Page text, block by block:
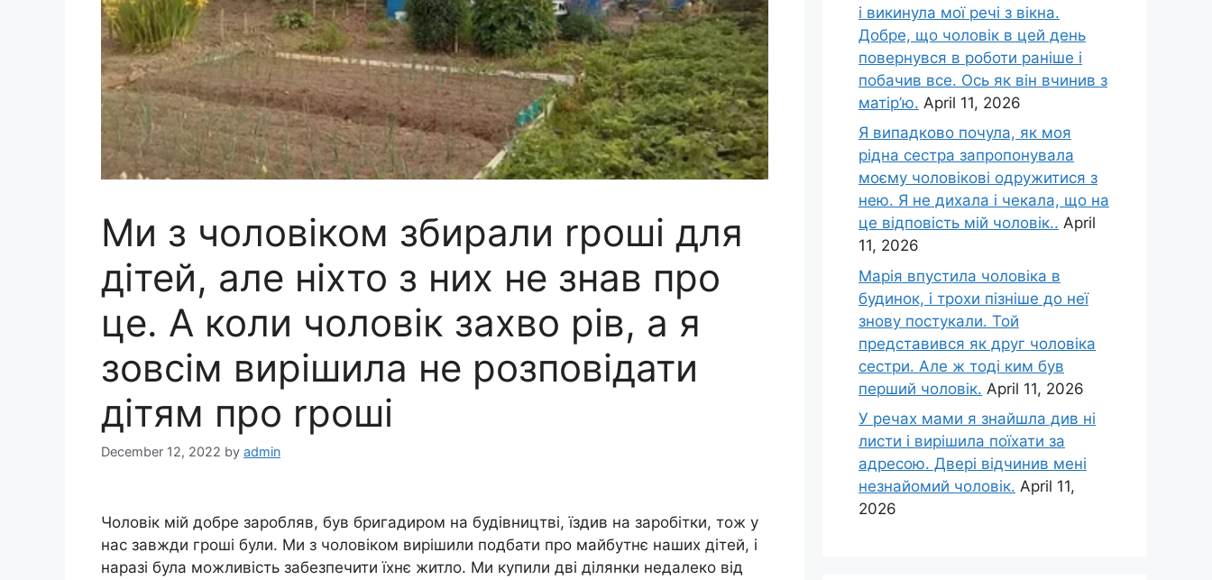
Ми з чоловіком збирали rроші для
дітей, але ніхто з них не знав про
це. А коли чоловік захво рів, а я
зовсім вирішила не розповідати
дітям про rроші
December 12, 2022 by admin
Чоловік мій добре заробляв, був бригадиром на будівництві, їздив на заробітки, тож у
нас завжди гроші були. Ми з чоловіком вирішили подбати про майбутнє наших дітей, і
наразі була можливість забезпечити їхнє житло. Ми купили дві ділянки недалеко від
і викинула мої речі з вікна.
Добре, що чоловік в цей день
повернувся в роботи раніше і
побачив все. Ось як він вчинив з
матір’ю. April 11, 2026
Я випадково почула, як моя
рідна сестра запропонувала
моєму чоловікові одружитися з
нею. Я не дихала і чекала, що на
це відповість мій чоловік.. April
11, 2026
Марія впустила чоловіка в
будинок, і трохи пізніше до неї
знову постукали. Той
представився як друг чоловіка
сестри. Але ж тоді ким був
перший чоловік. April 11, 2026
У речах мами я знайшла див ні
листи і вирішила поїхати за
адресою. Двері відчинив мені
незнайомий чоловік. April 11,
2026